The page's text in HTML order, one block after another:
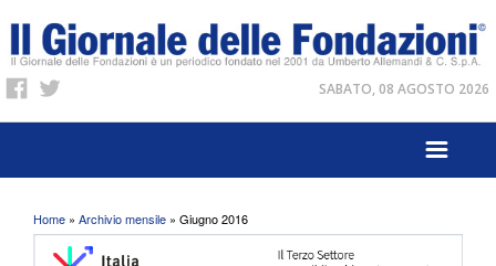
SABATO, 08 AGOSTO 2026
Tu sei qui
Home » Archivio mensile » Giugno 2016